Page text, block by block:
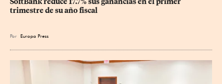
trimestre de su año fiscal
Por Europa Press